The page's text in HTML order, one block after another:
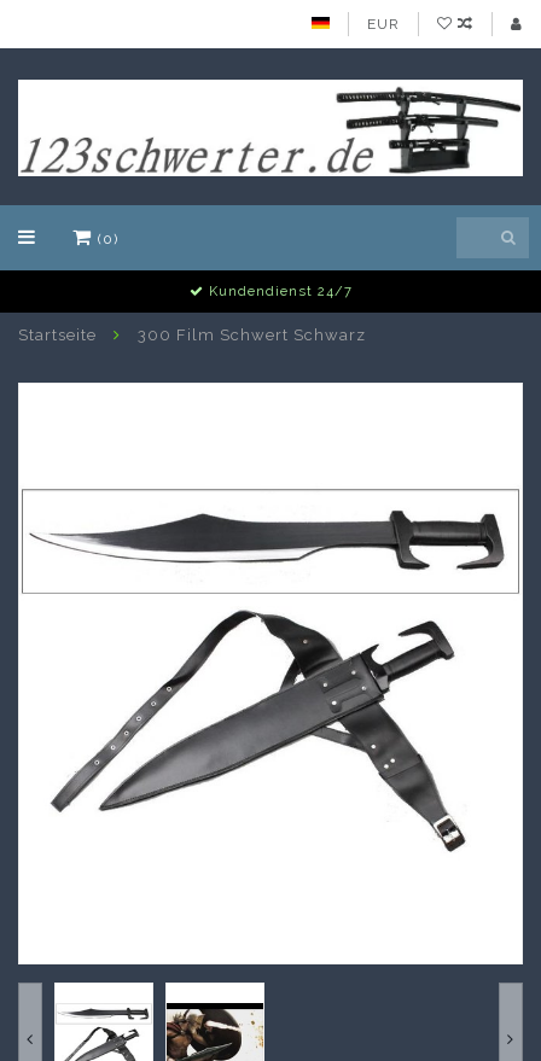
EUR
(0)
Kundendienst 24/7
Startseite 300 Film Schwert Schwarz